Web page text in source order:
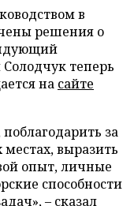
в
решения о
теперь
на сайте
за
выразить
опыт, личные
способности
– сказал